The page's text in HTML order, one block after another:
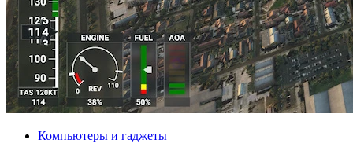
Компьютеры и гаджеты